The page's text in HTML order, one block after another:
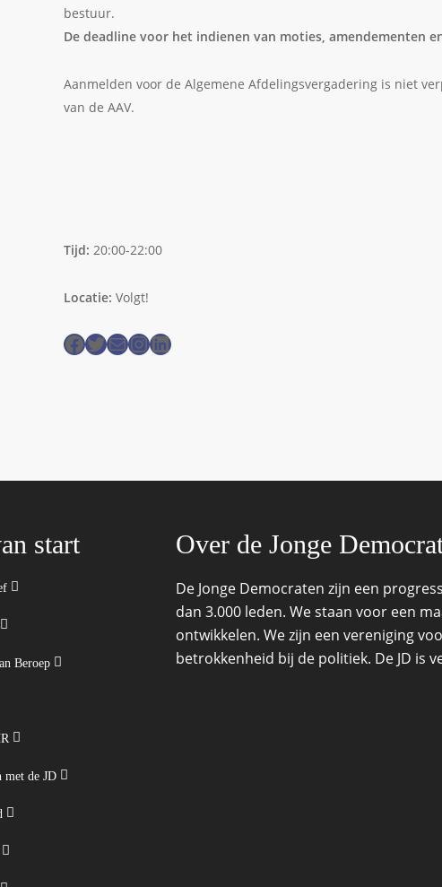
bestuur.
De deadline voor het indienen van moties, amendementen
Aanmelden voor de Algemene Afdelingsvergadering is niet
van de AAV.
Tijd: 20:00-22:00
Locatie: Volgt!
Facebook Twitter E-mail InstagramLinkedIn
start
Beroep
met de JD
Over de Jonge
De Jonge Democraten zijn een
dan 3.000 leden. We staan voor een
ontwikkelen. We zijn een vereniging
betrokkenheid bij de politiek. De JD is